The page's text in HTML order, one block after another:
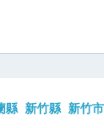
縣 新竹縣 新竹市